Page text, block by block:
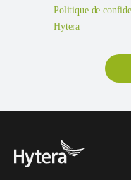
Politique de
Hytera